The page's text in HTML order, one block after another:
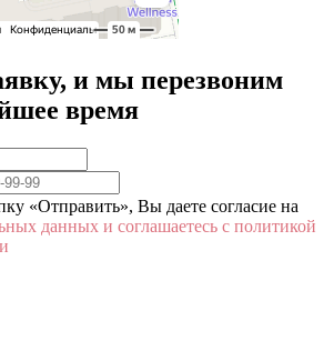
и мы перезвоним
время
«Отправить», Вы даете согласие на
данных и соглашаетесь с политикой